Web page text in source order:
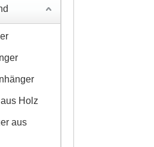
Holz
aus